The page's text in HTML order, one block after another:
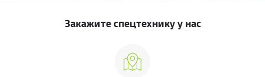
Закажите спецтехнику у нас